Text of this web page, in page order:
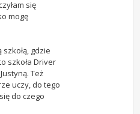
się
mogę
szkołą, gdzie
szkoła Driver
Też
uczy, do tego
do czego